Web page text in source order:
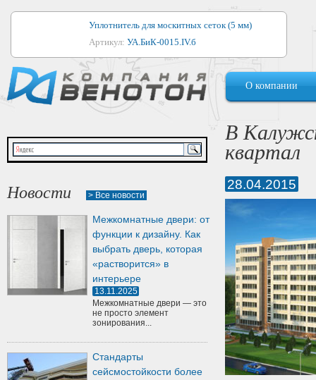
Уплотнитель для москитных сеток (5 мм)
Артикул: УА.БиК-0015.IV.б
Уплотнитель для алюминиевых окон
Артикул:1044
Уплотнитель для деревянных окон
Артикул:УМ.БиК-0062.IV.б
Уплотнитель лоджиевый для (4, 5, 6 мм)
Артикул:
О компании
Новости > Все новости
Межкомнатные двери: от
функции к дизайну. Как
выбрать дверь, которая
«растворится» в
интерьере
13.11.2025
Межкомнатные двери — это
не просто элемент
зонирования...
Стандарты
сейсмостойкости более
В
квартал
28.04.2015